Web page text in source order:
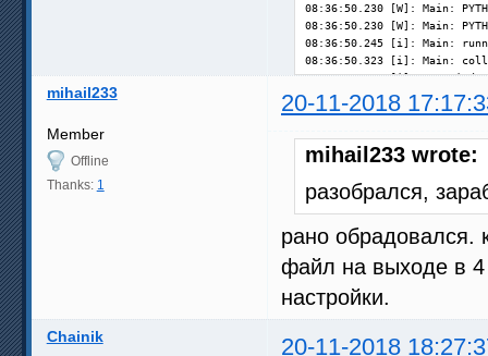
08:36:50.230 [W]: Main:
08:36:50.230 [W]: Main:
08:36:50.245 [i]: Main:
08:36:50.323 [i]: Main:
08:36:50.323 [i]: OS:
08:36:50.339 [i]: CPU: Intel
08:36:50.339 [i]: Video:
08:36:51.587 [i]: Video: 1
08:36:51.587 [i]: Video 1:
08:36:51.587 [i]: Memory:
08:36:51.587 [i]: System:
08:36:51.930 [W]:
08:36:51.930 [i]: Power:
08:36:55.331 [i]: Screens:
08:36:56.298 [i]: Main:
08:36:56.579 [i]: Main:
08:36:56.875 [i]: Main:
08:36:56.922 [i]: FFDShow:
08:36:56.922 [i]: Main:
mihail233 20-11-2018
Member
Offline
Thanks: 1
mihail233 wrote:
разобрался,
рано обрадовался.
файл на выходе в 4
настройки.
Chainik 20-11-2018